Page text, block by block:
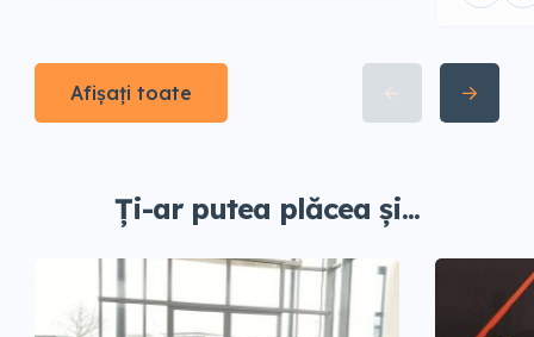
Afișați toate
Ți-ar putea plăcea și...